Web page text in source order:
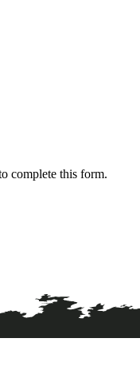
complete this form.